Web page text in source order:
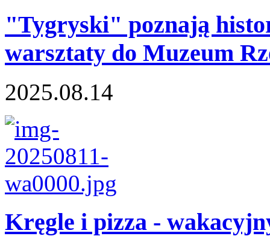
"Tygryski" poznają
warsztaty do Muzeum
2025.08.14
Kręgle i pizza -